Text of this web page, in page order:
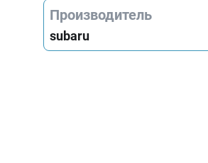
Производитель
subaru